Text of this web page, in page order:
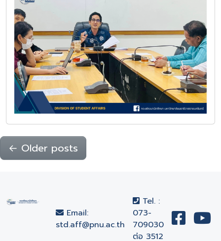
← Older posts
Email:
std.aff@pnu.ac.th
Tel. :
073-
709030
ต่อ 3512